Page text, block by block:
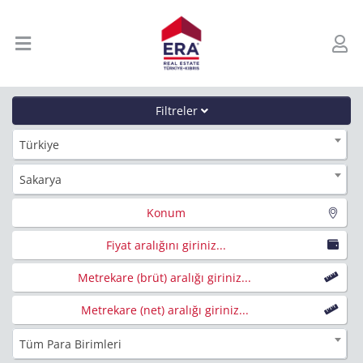
Filtreler
Türkiye
Sakarya
Konum
Fiyat aralığını giriniz...
Metrekare (brüt) aralığı giriniz...
Metrekare (net) aralığı giriniz...
Tüm Para Birimleri